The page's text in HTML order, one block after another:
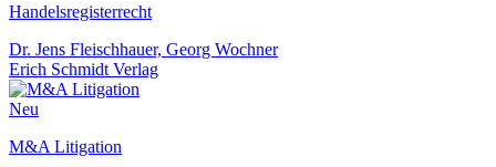
Handelsregisterrecht
Dr. Jens Fleischhauer, Georg Wochner
Erich Schmidt Verlag
Neu
M&A Litigation